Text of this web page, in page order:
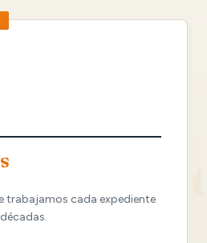
trabajamos cada expediente